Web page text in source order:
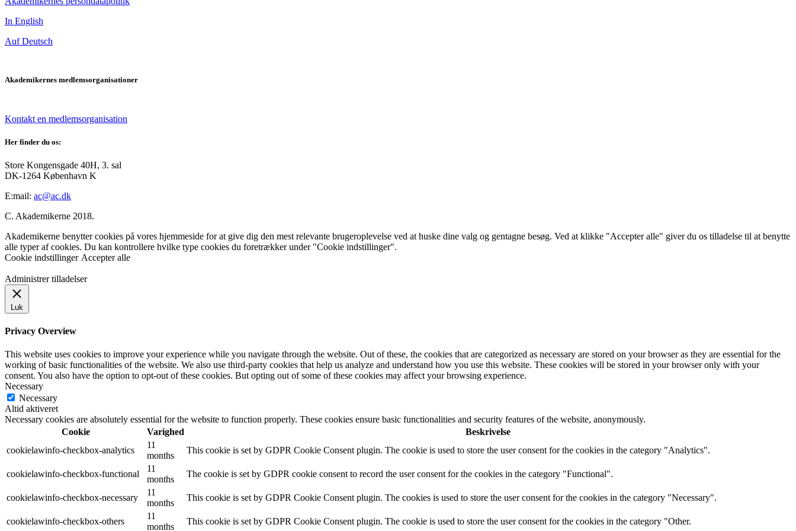
In English
Auf Deutsch
Akademikernes medlemsorganisationer
Kontakt en medlemsorganisation
Her finder du os:
Store Kongensgade 40H, 3. sal
DK-1264 København K
E:mail: ac@ac.dk
C. Akademikerne 2018.
Akademikerne benytter cookies på vores hjemmeside for at give dig den mest relevante brugeroplevelse ved at huske dine valg og gentagne besøg. Ved at klikke "Accepter alle" giver du os tilladelse til at benytte
alle typer af cookies. Du kan kontrollere hvilke type cookies du foretrækker under "Cookie indstillinger".
Cookie indstillinger Accepter alle
Administrer tilladelser
Luk
Privacy Overview
This website uses cookies to improve your experience while you navigate through the website. Out of these, the cookies that are categorized as necessary are stored on your browser as they are essential for the
working of basic functionalities of the website. We also use third-party cookies that help us analyze and understand how you use this website. These cookies will be stored in your browser only with your
consent. You also have the option to opt-out of these cookies. But opting out of some of these cookies may affect your browsing experience.
Necessary
Necessary
Altid aktiveret
Necessary cookies are absolutely essential for the website to function properly. These cookies ensure basic functionalities and security features of the website, anonymously.
Cookie
Varighed
Beskrivelse
cookielawinfo-checkbox-analytics
11
months
This cookie is set by GDPR Cookie Consent plugin. The cookie is used to store the user consent for the cookies in the category "Analytics".
cookielawinfo-checkbox-functional
11
months
The cookie is set by GDPR cookie consent to record the user consent for the cookies in the category "Functional".
cookielawinfo-checkbox-necessary
11
months
This cookie is set by GDPR Cookie Consent plugin. The cookies is used to store the user consent for the cookies in the category "Necessary".
cookielawinfo-checkbox-others
11
months
This cookie is set by GDPR Cookie Consent plugin. The cookie is used to store the user consent for the cookies in the category "Other.